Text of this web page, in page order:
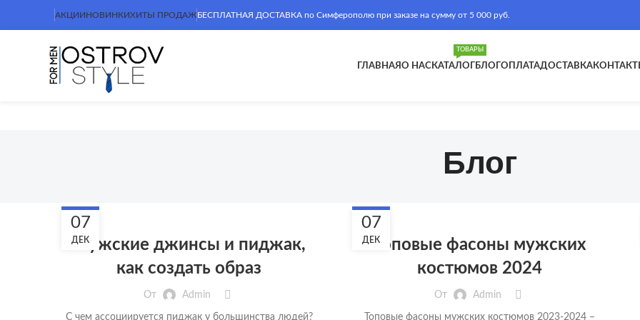
АКЦИИНОВИНКИХИТЫ ПРОДАЖБЕСПЛАТНАЯ ДОСТАВКА по Симферополю при заказе на сумму от 5 000 руб.
ГЛАВНАЯ О НАСКАТАЛОГ
ТОВАРЫ
БЛОГОПЛАТАДОСТАВКА
Блог
07
ДЕК
БЛОГ
Мужские джинсы и пиджак,
как создать образ
От Admin
С чем ассоциируется пиджак у большинства людей?
07
ДЕК
БЛОГ
Топовые фасоны мужских
костюмов 2024
От Admin
Топовые фасоны мужских костюмов 2023-2024 –